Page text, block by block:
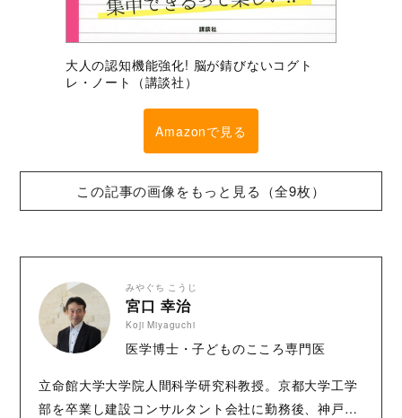
大人の認知機能強化! 脳が錆びないコグト
レ・ノート（講談社）
Amazonで見る
この記事の画像をもっと見る（全9枚）
みやぐち こうじ
宮口 幸治
Koji Miyaguchi
医学博士・子どものこころ専門医
立命館大学大学院人間科学研究科教授。京都大学工学
部を卒業し建設コンサルタント会社に勤務後、神戸大